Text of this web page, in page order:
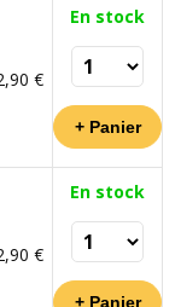
€
En stock
€
En stock